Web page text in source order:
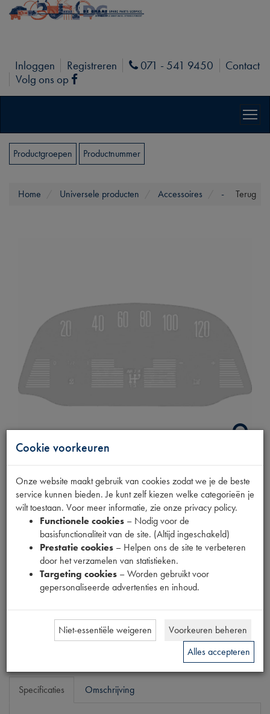
Inloggen Registreren Phone
071 - 541 9450
Contact
Volg ons op
Facebook
Productgroepen Productnummer
Terug
Home Universele producten Accessoires -
STICKER
KILOMETERTELLER
Productnummer
1890077
Prijs
16,46
Specificaties Omschrijving
Cookie voorkeuren
Onze website maakt gebruik van cookies zodat we je de beste
service kunnen bieden. Je kunt zelf kiezen welke categorieën je
wilt toestaan. Voor meer informatie, zie onze privacy policy.
Functionele cookies – Nodig voor de
basisfunctionaliteit van de site. (Altijd ingeschakeld)
Prestatie cookies – Helpen ons de site te verbeteren
door het verzamelen van statistieken.
Targeting cookies – Worden gebruikt voor
gepersonaliseerde advertenties en inhoud.
Niet-essentiële weigeren
Voorkeuren beheren
Alles accepteren